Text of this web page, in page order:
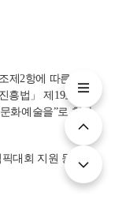
제2항에 따른 재단
흥법」 제19조에 따
화예술을”로 한다.
대회 지원 등에 관